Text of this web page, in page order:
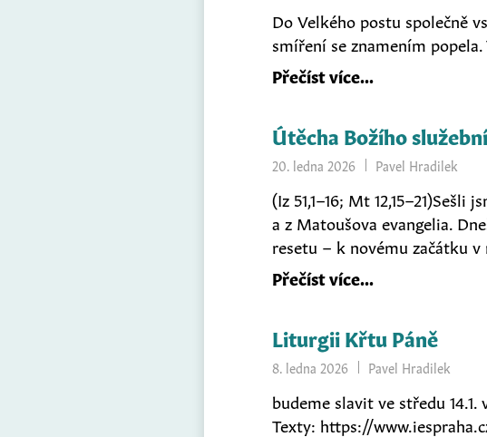
Do Velkého postu společně
smíření se znamením popela.
Přečíst více
Útěcha Božího
20. ledna 2026 Pavel Hradilek
(Iz 51,1–16; Mt
a z Matoušova evangelia.
resetu – k novému začátku
Přečíst více
Liturgii Křtu Páně
8. ledna 2026 Pavel Hradilek
budeme slavit ve středu 14.1.
Texty: https://